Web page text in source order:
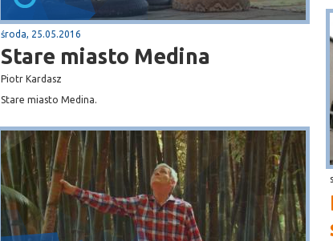
środa, 25.05.2016
Stare miasto Medina
Piotr Kardasz
Stare miasto Medina.